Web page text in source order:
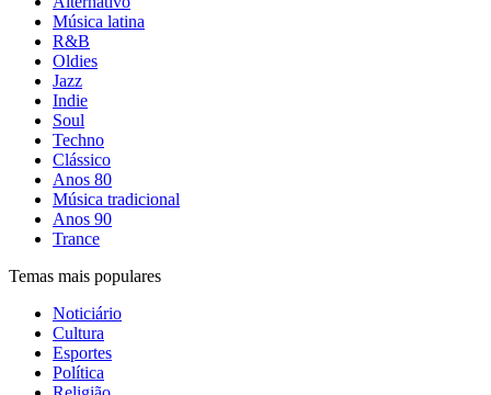
Música latina
R&B
Oldies
Jazz
Indie
Soul
Techno
Clássico
Anos 80
Música tradicional
Anos 90
Trance
Temas mais populares
Noticiário
Cultura
Esportes
Política